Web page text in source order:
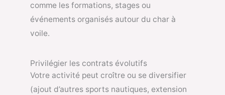
comme les formations, stages ou
événements organisés autour du char à
voile.
Privilégier les contrats évolutifs
Votre activité peut croître ou se diversifier
(ajout d’autres sports nautiques, extension